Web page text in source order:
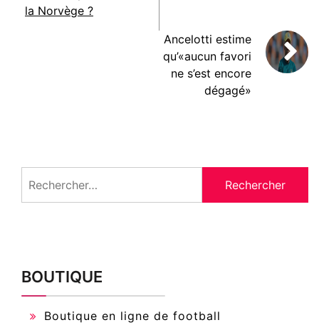
la Norvège ?
Ancelotti estime
qu’«aucun favori
ne s’est encore
dégagé»
BOUTIQUE
Boutique en ligne de football